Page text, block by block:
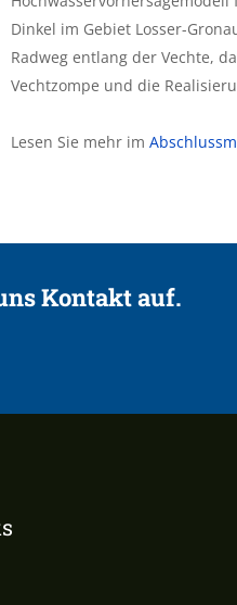
Dinkel im Gebiet Losser-
Radweg entlang der Vechte,
Vechtzompe und die
Lesen Sie mehr im
Kontakt auf.